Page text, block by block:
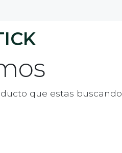
que estas buscando